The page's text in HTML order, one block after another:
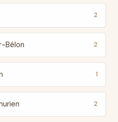
2
Bélon 2
1
2